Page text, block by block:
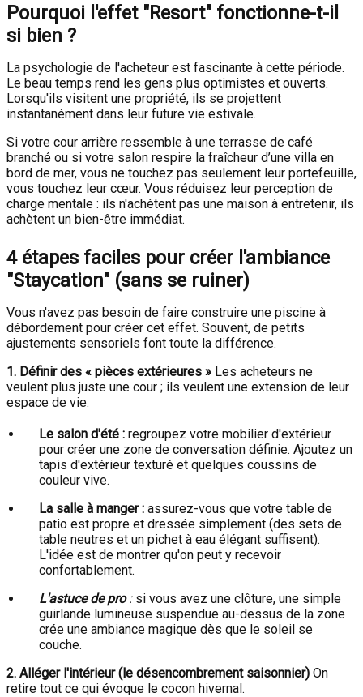
Pourquoi l'effet "Resort" fonctionne-t-il
si bien ?
La psychologie de l'acheteur est fascinante à cette période.
Le beau temps rend les gens plus optimistes et ouverts.
Lorsqu'ils visitent une propriété, ils se projettent
instantanément dans leur future vie estivale.
Si votre cour arrière ressemble à une terrasse de café
branché ou si votre salon respire la fraîcheur d’une villa en
bord de mer, vous ne touchez pas seulement leur portefeuille,
vous touchez leur cœur. Vous réduisez leur perception de
charge mentale : ils n'achètent pas une maison à entretenir, ils
achètent un bien-être immédiat.
4 étapes faciles pour créer l'ambiance
"Staycation" (sans se ruiner)
Vous n'avez pas besoin de faire construire une piscine à
débordement pour créer cet effet. Souvent, de petits
ajustements sensoriels font toute la différence.
1. Définir des « pièces extérieures » Les acheteurs ne
veulent plus juste une cour ; ils veulent une extension de leur
espace de vie.
Le salon d'été : regroupez votre mobilier d'extérieur
pour créer une zone de conversation définie. Ajoutez un
tapis d'extérieur texturé et quelques coussins de
couleur vive.
La salle à manger : assurez-vous que votre table de
patio est propre et dressée simplement (des sets de
table neutres et un pichet à eau élégant suffisent).
L'idée est de montrer qu'on peut y recevoir
confortablement.
L'astuce de pro:si vous avez une clôture, une simple
guirlande lumineuse suspendue au-dessus de la zone
crée une ambiance magique dès que le soleil se
couche.
2. Alléger l'intérieur (le désencombrement saisonnier) On
retire tout ce qui évoque le cocon hivernal.